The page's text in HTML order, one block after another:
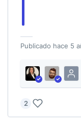
Publicado hace 5
2